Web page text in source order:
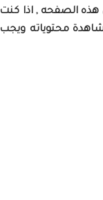
الصفحه , اذا كنت
محتوياته ويجب